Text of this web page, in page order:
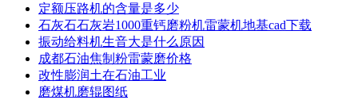
定额压路机的含量是多少
石灰石石灰岩1000重钙磨粉机雷蒙机地基cad下载
振动给料机生音大是什么原因
成都石油焦制粉雷蒙磨价格
改性膨润土在石油工业
磨煤机磨辊图纸